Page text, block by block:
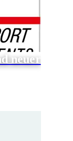
neuer